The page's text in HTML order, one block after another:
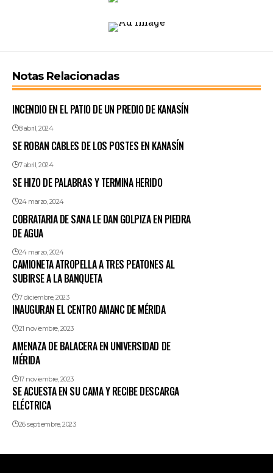
Notas Relacionadas
INCENDIO EN EL PATIO DE UN PREDIO DE KANASÍN
8 abril, 2024
SE ROBAN CABLES DE LOS POSTES EN KANASÍN
7 abril, 2024
SE HIZO DE PALABRAS Y TERMINA HERIDO
24 marzo, 2024
COBRATARIA DE SANA LE DAN GOLPIZA EN PIEDRA
DE AGUA
24 marzo, 2024
CAMIONETA ATROPELLA A TRES PEATONES AL
SUBIRSE A LA BANQUETA
7 diciembre, 2023
INAUGURAN EL CENTRO AMANC DE MÉRIDA
21 noviembre, 2023
AMENAZA DE BALACERA EN UNIVERSIDAD DE
MÉRIDA
17 noviembre, 2023
SE ACUESTA EN SU CAMA Y RECIBE DESCARGA
ELÉCTRICA
26 septiembre, 2023